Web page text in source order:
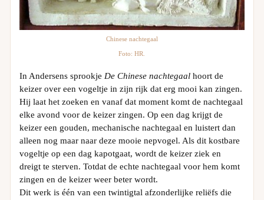
Chinese nachtegaal
Foto: HR.
In Andersens sprookjeDe Chinese nachtegaal hoort de
keizer over een vogeltje in zijn rijk dat erg mooi kan zingen.
Hij laat het zoeken en vanaf dat moment komt de nachtegaal
elke avond voor de keizer zingen. Op een dag krijgt de
keizer een gouden, mechanische nachtegaal en luistert dan
alleen nog maar naar deze mooie nepvogel. Als dit kostbare
vogeltje op een dag kapotgaat, wordt de keizer ziek en
dreigt te sterven. Totdat de echte nachtegaal voor hem komt
zingen en de keizer weer beter wordt.
Dit werk is één van een twintigtal afzonderlijke reliëfs die